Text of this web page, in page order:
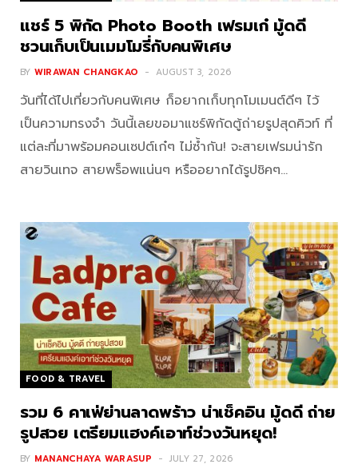
แชร์ 5 พิกัด Photo Booth เฟรมเก๋ มู้ดดี
ชวนเก็บเป็นเมมโมรี่กับคนพิเศษ
BY WIRAWAN CHANGKAO AUGUST 3, 2026
วันที่ได้ไปเที่ยวกับคนพิเศษ ก็อยากเก็บทุกโมเมนต์ดีๆ ไว้
เป็นความทรงจำ วันนี้เลยขอมาแชร์พิกัดตู้ถ่ายรูปสุดคิวท์ ที่
แต่ละที่มาพร้อมคอนเซปต์เก๋ๆ ไม่ซ้ำกัน! จะสายเฟรมน่ารัก
สายวินเทจ สายพร็อพแน่นๆ หรืออยากได้รูปชิคๆ…
FOOD & TRAVEL
รวม 6 คาเฟ่ย่านลาดพร้าว น่าเช็คอิน มู้ดดี ถ่าย
รูปสวย เตรียมแฮงค์เอาท์ช่วงวันหยุด!
BY MANANCHAYA WARASUP JULY 27, 2026